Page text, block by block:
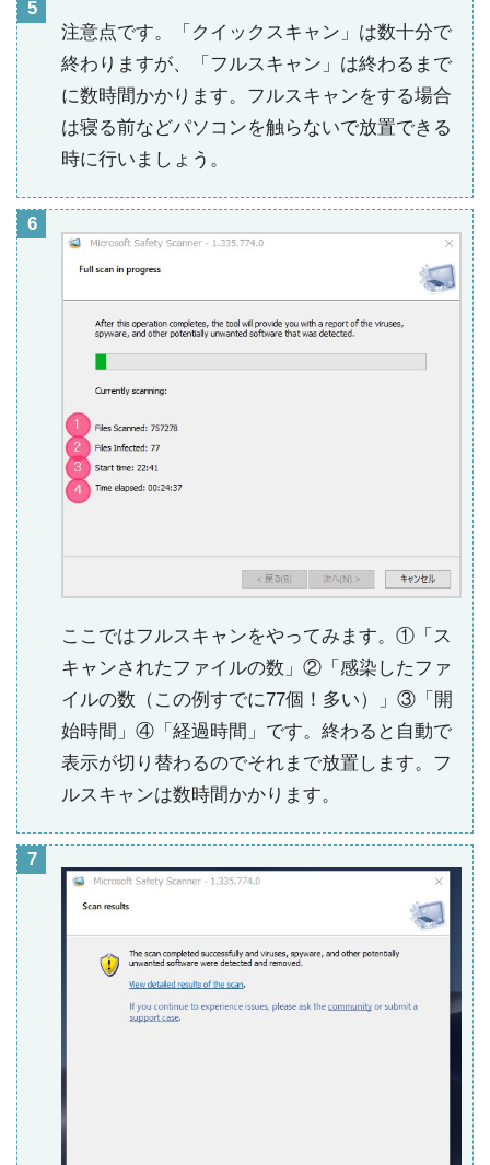
注意点です。「クイックスキャン」は数十分で
終わりますが、「フルスキャン」は終わるまで
に数時間かかります。フルスキャンをする場合
は寝る前などパソコンを触らないで放置できる
時に行いましょう。
ここではフルスキャンをやってみます。①「ス
キャンされたファイルの数」②「感染したファ
イルの数（この例すでに77個！多い）」③「開
始時間」④「経過時間」です。終わると自動で
表示が切り替わるのでそれまで放置します。フ
ルスキャンは数時間かかります。